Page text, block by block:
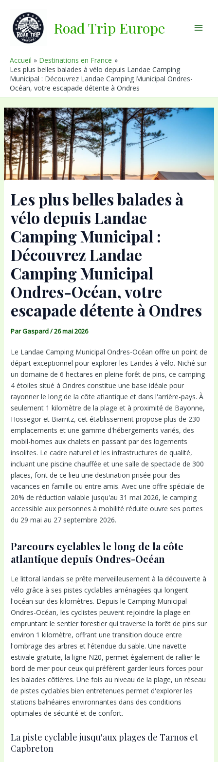
contenu
Road Trip Europe
Accueil
Destinations en France
Les plus belles balades à vélo depuis Landae Camping
Municipal : Découvrez Landae Camping Municipal Ondres-
Océan, votre escapade détente à Ondres
Les plus belles balades à
vélo depuis Landae
Camping Municipal :
Découvrez Landae
Camping Municipal
Ondres-Océan, votre
escapade détente à Ondres
ParGaspard/26 mai 2026
Le Landae Camping Municipal Ondres-Océan offre un point de
départ exceptionnel pour explorer les Landes à vélo. Niché sur
un domaine de 6 hectares en pleine forêt de pins, ce camping
4 étoiles situé à Ondres constitue une base idéale pour
rayonner le long de la côte atlantique et dans l'arrière-pays. À
seulement 1 kilomètre de la plage et à proximité de Bayonne,
Hossegor et Biarritz, cet établissement propose plus de 230
emplacements et une gamme d'hébergements variés, des
mobil-homes aux chalets en passant par des logements
insolites. Le cadre naturel et les infrastructures de qualité,
incluant une piscine chauffée et une salle de spectacle de 300
places, font de ce lieu une destination prisée pour des
vacances en famille ou entre amis. Avec une offre spéciale de
20% de réduction valable jusqu'au 31 mai 2026, le camping
accessible aux personnes à mobilité réduite ouvre ses portes
du 29 mai au 27 septembre 2026.
Parcours cyclables le long de la côte
atlantique depuis Ondres-Océan
Le littoral landais se prête merveilleusement à la découverte à
vélo grâce à ses pistes cyclables aménagées qui longent
l'océan sur des kilomètres. Depuis le Camping Municipal
Ondres-Océan, les cyclistes peuvent rejoindre la plage en
empruntant le sentier forestier qui traverse la forêt de pins sur
environ 1 kilomètre, offrant une transition douce entre
l'ombrage des arbres et l'étendue du sable. Une navette
estivale gratuite, la ligne N20, permet également de rallier le
bord de mer pour ceux qui préfèrent garder leurs forces pour
les balades côtières. Une fois au niveau de la plage, un réseau
de pistes cyclables bien entretenues permet d'explorer les
stations balnéaires environnantes dans des conditions
optimales de sécurité et de confort.
La piste cyclable jusqu'aux plages de Tarnos et
Capbreton